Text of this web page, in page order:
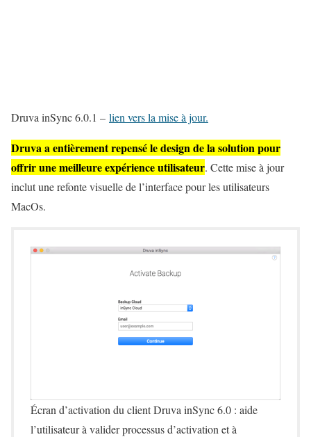
Druva inSync 6.0.1 – lien vers la mise à jour.
Druva a entièrement repensé le design de la solution pour
offrir une meilleure expérience utilisateur. Cette mise à jour
inclut une refonte visuelle de l’interface pour les utilisateurs
MacOs.
Écran d’activation du client Druva inSync 6.0 : aide
l’utilisateur à valider processus d’activation et à